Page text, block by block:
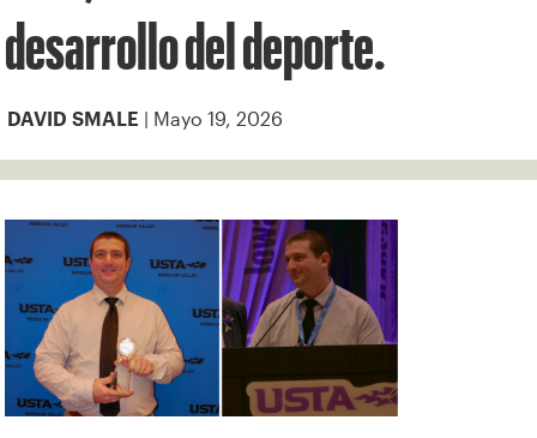
desarrollo del deporte.
DAVID SMALE | Mayo 19, 2026